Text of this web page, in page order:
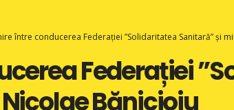
între conducerea Federației ”Solidaritatea Sanitară” și
Federației
Bănicioiu